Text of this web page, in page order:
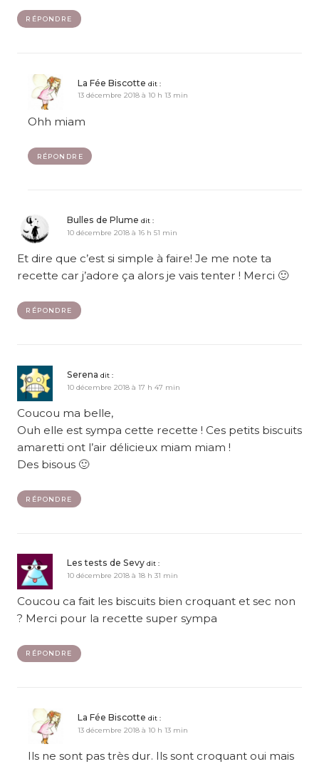
RÉPONDRE
La Fée Biscotte dit :
13 décembre 2018 à 10 h 13 min
Ohh miam
RÉPONDRE
Bulles de Plume dit :
10 décembre 2018 à 16 h 51 min
Et dire que c’est si simple à faire! Je me note ta
recette car j’adore ça alors je vais tenter ! Merci 🙂
RÉPONDRE
Serena dit :
10 décembre 2018 à 17 h 47 min
Coucou ma belle,
Ouh elle est sympa cette recette ! Ces petits biscuits
amaretti ont l’air délicieux miam miam !
Des bisous 🙂
RÉPONDRE
Les tests de Sevy dit :
10 décembre 2018 à 18 h 31 min
Coucou ca fait les biscuits bien croquant et sec non
? Merci pour la recette super sympa
RÉPONDRE
La Fée Biscotte dit :
13 décembre 2018 à 10 h 13 min
Ils ne sont pas très dur. Ils sont croquant oui mais